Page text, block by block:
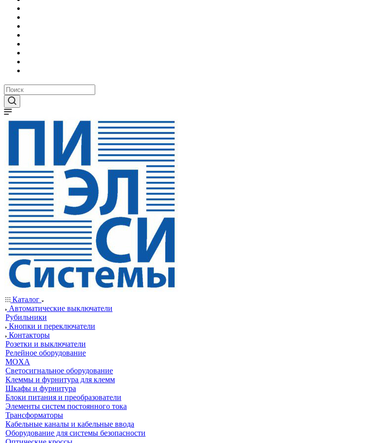
Каталог
Автоматические выключатели
Рубильники
Кнопки и переключатели
Контакторы
Розетки и выключатели
Релейное оборудование
MOXA
Светосигнальное оборудование
Клеммы и фурнитура для клемм
Шкафы и фурнитура
Блоки питания и преобразователи
Элементы систем постоянного тока
Трансформаторы
Кабельные каналы и кабельные ввода
Оборудование для системы безопасности